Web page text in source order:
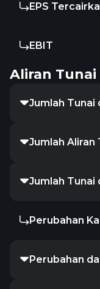
EPS
EBIT
Aliran Tunai
Jumlah Tunai
Jumlah Aliran
Jumlah Tunai
Perubahan
Perubahan